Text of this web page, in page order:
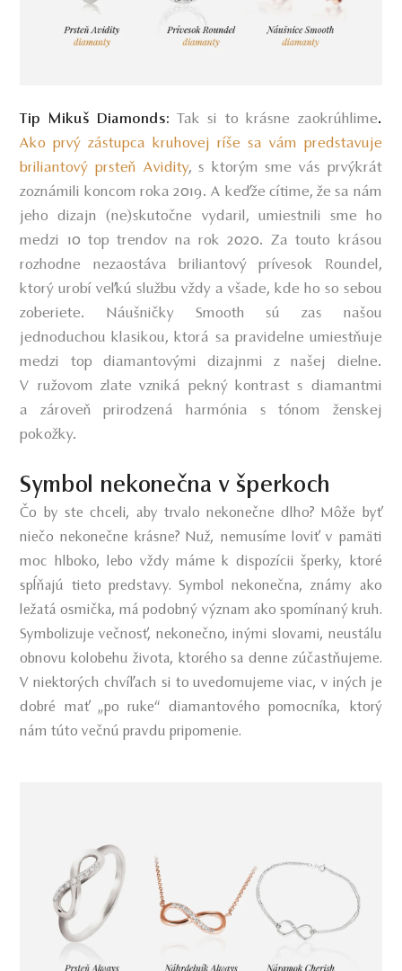
Tip Mikuš Diamonds: Tak si to krásne zaokrúhlime.
Ako prvý zástupca kruhovej ríše sa vám predstavuje
briliantový prsteň Avidity, s ktorým sme vás prvýkrát
zoznámili koncom roka 2019. A keďže cítime, že sa nám
jeho dizajn (ne)skutočne vydaril, umiestnili sme ho
medzi 10 top trendov na rok 2020. Za touto krásou
rozhodne nezaostáva briliantový prívesok Roundel,
ktorý urobí veľkú službu vždy a všade, kde ho so sebou
zoberiete. Náušničky Smooth sú zas našou
jednoduchou klasikou, ktorá sa pravidelne umiestňuje
medzi top diamantovými dizajnmi z našej dielne.
V ružovom zlate vzniká pekný kontrast s diamantmi
a zároveň prirodzená harmónia s tónom ženskej
pokožky.
Symbol nekonečna v šperkoch
Čo by ste chceli, aby trvalo nekonečne dlho? Môže byť
niečo nekonečne krásne? Nuž, nemusíme loviť v pamäti
moc hlboko, lebo vždy máme k dispozícii šperky, ktoré
spĺňajú tieto predstavy. Symbol nekonečna, známy ako
ležatá osmička, má podobný význam ako spomínaný kruh.
Symbolizuje večnosť, nekonečno, inými slovami, neustálu
obnovu kolobehu života, ktorého sa denne zúčastňujeme.
V niektorých chvíľach si to uvedomujeme viac, v iných je
dobré mať „po ruke“ diamantového pomocníka, ktorý
nám túto večnú pravdu pripomenie.